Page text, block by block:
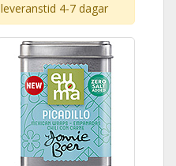
leveranstid 4-7 dagar